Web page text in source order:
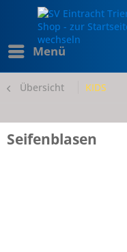
Menü
Übersicht KIDS
Seifenblasen